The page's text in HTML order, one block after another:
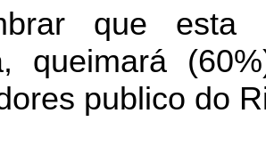
que esta
queimará
publico do